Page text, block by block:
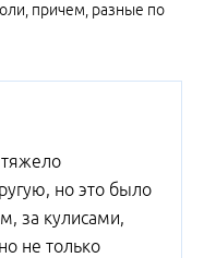
причем, разные по
но это было
за кулисами,
не только